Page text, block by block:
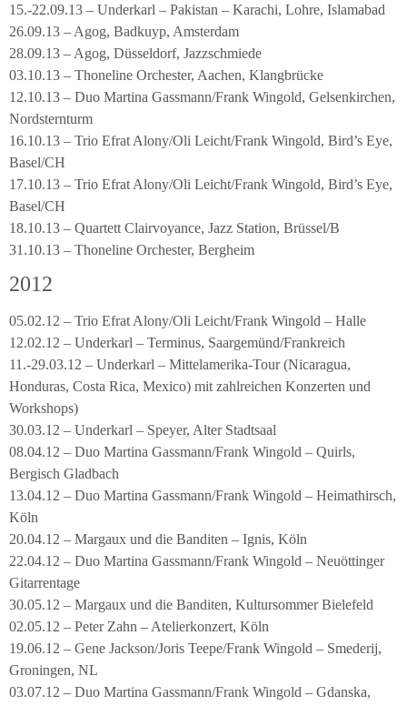
15.-22.09.13 – Underkarl – Pakistan – Karachi, Lohre, Islamabad
26.09.13 – Agog, Badkuyp, Amsterdam
28.09.13 – Agog, Düsseldorf, Jazzschmiede
03.10.13 – Thoneline Orchester, Aachen, Klangbrücke
12.10.13 – Duo Martina Gassmann/Frank Wingold, Gelsenkirchen,
Nordsternturm
16.10.13 – Trio Efrat Alony/Oli Leicht/Frank Wingold, Bird’s Eye,
Basel/CH
17.10.13 – Trio Efrat Alony/Oli Leicht/Frank Wingold, Bird’s Eye,
Basel/CH
18.10.13 – Quartett Clairvoyance, Jazz Station, Brüssel/B
31.10.13 – Thoneline Orchester, Bergheim
2012
05.02.12 – Trio Efrat Alony/Oli Leicht/Frank Wingold – Halle
12.02.12 – Underkarl – Terminus, Saargemünd/Frankreich
11.-29.03.12 – Underkarl – Mittelamerika-Tour (Nicaragua,
Honduras, Costa Rica, Mexico) mit zahlreichen Konzerten und
Workshops)
30.03.12 – Underkarl – Speyer, Alter Stadtsaal
08.04.12 – Duo Martina Gassmann/Frank Wingold – Quirls,
Bergisch Gladbach
13.04.12 – Duo Martina Gassmann/Frank Wingold – Heimathirsch,
Köln
20.04.12 – Margaux und die Banditen – Ignis, Köln
22.04.12 – Duo Martina Gassmann/Frank Wingold – Neuöttinger
Gitarrentage
30.05.12 – Margaux und die Banditen, Kultursommer Bielefeld
02.05.12 – Peter Zahn – Atelierkonzert, Köln
19.06.12 – Gene Jackson/Joris Teepe/Frank Wingold – Smederij,
Groningen, NL
03.07.12 – Duo Martina Gassmann/Frank Wingold – Gdanska,